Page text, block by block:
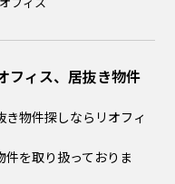
フィス、居抜き物件
物件探しならリオフィ
を取り扱っておりま